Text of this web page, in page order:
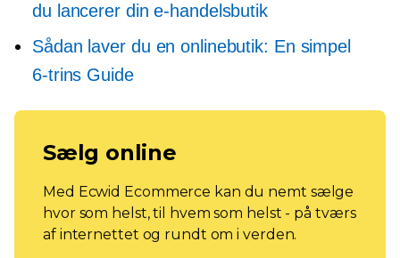
du lancerer din e-handelsbutik
Sådan laver du en onlinebutik: En simpel
6-trins Guide
Sælg online
Med Ecwid Ecommerce kan du nemt sælge
hvor som helst, til hvem som helst - på tværs
af internettet og rundt om i verden.